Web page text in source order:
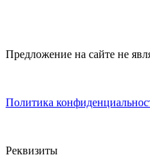
Предложение на сайте не
Политика
Реквизиты